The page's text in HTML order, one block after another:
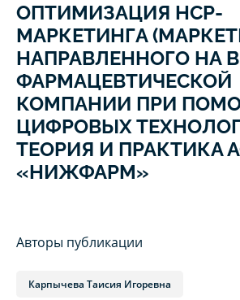
ОПТИМИЗАЦИЯ HCP-
МАРКЕТИНГА
НАПРАВЛЕННОГО НА
ФАРМАЦЕВТИЧЕСКОЙ
КОМПАНИИ ПРИ
ЦИФРОВЫХ
ТЕОРИЯ И ПРАКТИКА
«НИЖФАРМ»
Авторы публикации
Карпычева Таисия Игоревна